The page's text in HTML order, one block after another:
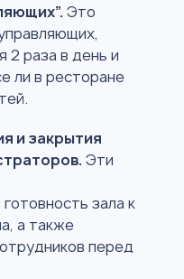
Это
2 раза в день и
ли в ресторане
и закрытия
Эти
зала к
а также
перед